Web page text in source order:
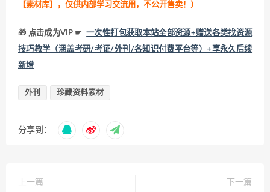
【素材库】，仅供内部学习交流用，不公开售卖！ ）
🎁 点击成为VIP ☛ 一次性打包获取本站全部资源+赠送各类找资源
技巧教学（涵盖考研/考证/外刊/各知识付费平台等）+享永久后续
新增
外刊 珍藏资料素材
分享到：
上一篇
下一篇